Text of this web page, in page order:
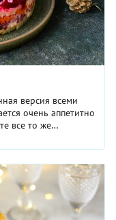
версия всеми
очень аппетитно
все то же